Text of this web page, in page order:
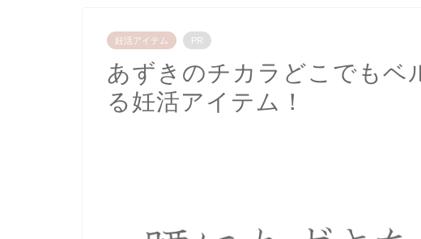
妊活アイテム PR
あずきのチカラどこでもベ
る妊活アイテム！